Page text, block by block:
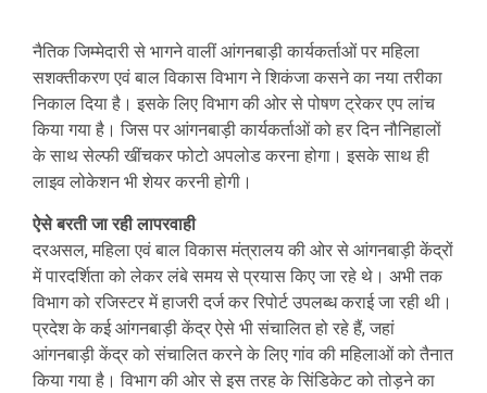
नैतिक जिम्मेदारी से भागने वालीं आंगनबाड़ी कार्यकर्ताओं पर महिला
सशक्तीकरण एवं बाल विकास विभाग ने शिकंजा कसने का नया तरीका
निकाल दिया है। इसके लिए विभाग की ओर से पोषण ट्रेकर एप लांच
किया गया है। जिस पर आंगनबाड़ी कार्यकर्ताओं को हर दिन नौनिहालों
के साथ सेल्फी खींचकर फोटो अपलोड करना होगा। इसके साथ ही
लाइव लोकेशन भी शेयर करनी होगी।
ऐसे बरती जा रही लापरवाही
दरअसल, महिला एवं बाल विकास मंत्रालय की ओर से आंगनबाड़ी केंद्रों
में पारदर्शिता को लेकर लंबे समय से प्रयास किए जा रहे थे। अभी तक
विभाग को रजिस्टर में हाजरी दर्ज कर रिपोर्ट उपलब्ध कराई जा रही थी।
प्रदेश के कई आंगनबाड़ी केंद्र ऐसे भी संचालित हो रहे हैं, जहां
आंगनबाड़ी केंद्र को संचालित करने के लिए गांव की महिलाओं को तैनात
किया गया है। विभाग की ओर से इस तरह के सिंडिकेट को तोड़ने का